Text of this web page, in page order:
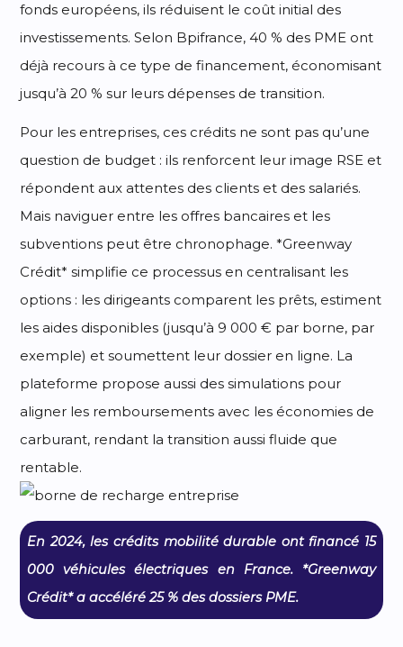
fonds européens, ils réduisent le coût initial des
investissements. Selon Bpifrance, 40 % des PME ont
déjà recours à ce type de financement, économisant
jusqu’à 20 % sur leurs dépenses de transition.
Pour les entreprises, ces crédits ne sont pas qu’une
question de budget : ils renforcent leur image RSE et
répondent aux attentes des clients et des salariés.
Mais naviguer entre les offres bancaires et les
subventions peut être chronophage. *Greenway
Crédit* simplifie ce processus en centralisant les
options : les dirigeants comparent les prêts, estiment
les aides disponibles (jusqu’à 9 000 € par borne, par
exemple) et soumettent leur dossier en ligne. La
plateforme propose aussi des simulations pour
aligner les remboursements avec les économies de
carburant, rendant la transition aussi fluide que
rentable.
En 2024, les crédits mobilité durable ont financé 15
000 véhicules électriques en France. *Greenway
Crédit* a accéléré 25 % des dossiers PME.